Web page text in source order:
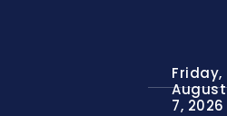
Friday,
August
7, 2026